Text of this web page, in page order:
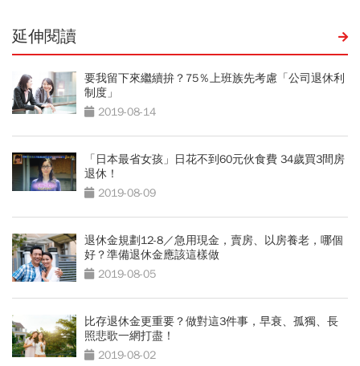
延伸閱讀
要我留下來繼續拚？75％上班族先考慮「公司退休利
制度」
2019-08-14
「日本最省女孩」日花不到60元伙食費 34歲買3間房
退休！
2019-08-09
退休金規劃12-8／急用現金，賣房、以房養老，哪個
好？準備退休金應該這樣做
2019-08-05
比存退休金更重要？做對這3件事，早衰、孤獨、長
照悲歌一網打盡！
2019-08-02